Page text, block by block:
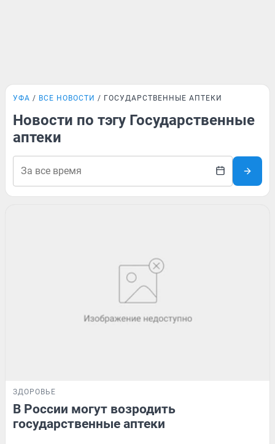
УФА ВСЕ НОВОСТИ ГОСУДАРСТВЕННЫЕ АПТЕКИ
Новости по тэгу Государственные
аптеки
ЗДОРОВЬЕ
В России могут возродить
государственные аптеки